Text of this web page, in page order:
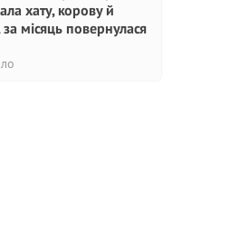
хату, корову й
за місяць повернулася